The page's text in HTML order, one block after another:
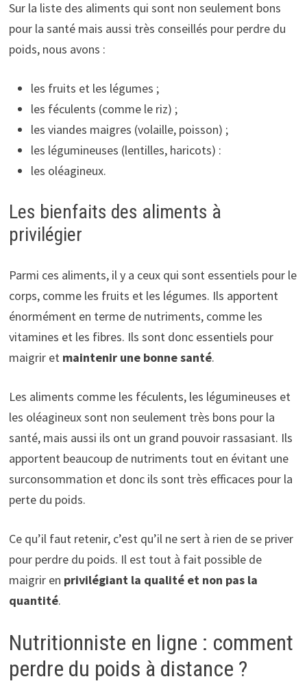
Sur la liste des aliments qui sont non seulement bons
pour la santé mais aussi très conseillés pour perdre du
poids, nous avons :
les fruits et les légumes ;
les féculents (comme le riz) ;
les viandes maigres (volaille, poisson) ;
les légumineuses (lentilles, haricots) :
les oléagineux.
Les bienfaits des aliments à
privilégier
Parmi ces aliments, il y a ceux qui sont essentiels pour le
corps, comme les fruits et les légumes. Ils apportent
énormément en terme de nutriments, comme les
vitamines et les fibres. Ils sont donc essentiels pour
maigrir etmaintenir une bonne santé.
Les aliments comme les féculents, les légumineuses et
les oléagineux sont non seulement très bons pour la
santé, mais aussi ils ont un grand pouvoir rassasiant. Ils
apportent beaucoup de nutriments tout en évitant une
surconsommation et donc ils sont très efficaces pour la
perte du poids.
Ce qu’il faut retenir, c’est qu’il ne sert à rien de se priver
pour perdre du poids. Il est tout à fait possible de
maigrir en privilégiant la qualité et non pas la
quantité.
Nutritionniste en ligne : comment
perdre du poids à distance ?